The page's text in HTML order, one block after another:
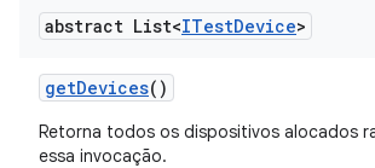
abstract List<ITestDevice>
getDevices()
Retorna todos os dispositivos alocados
essa invocação.